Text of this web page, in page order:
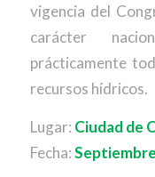
vigencia del
carácter
prácticamente
recursos hídricos.
Lugar: Ciudad de
Fecha: